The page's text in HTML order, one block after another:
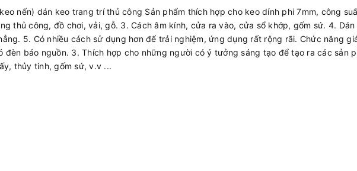
nến) dán keo trang trí thủ công Sản phẩm thích hợp cho keo dính phi 7mm, công
thủ công, đồ chơi, vải, gỗ. 3. Cách âm kính, cửa ra vào, cửa sổ khớp, gốm sứ. 4.
5. Có nhiều cách sử dụng hơn để trải nghiệm, ứng dụng rất rộng rãi. Chức năng
đèn báo nguồn. 3. Thích hợp cho những người có ý tưởng sáng tạo để tạo ra các sản
thủy tinh, gốm sứ, v.v ...